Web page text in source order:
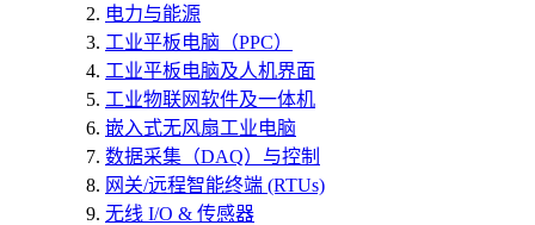
电力与能源
工业平板电脑（PPC）
工业平板电脑及人机界面
工业物联网软件及一体机
嵌入式无风扇工业电脑
数据采集（DAQ）与控制
网关/远程智能终端 (RTUs)
无线 I/O & 传感器